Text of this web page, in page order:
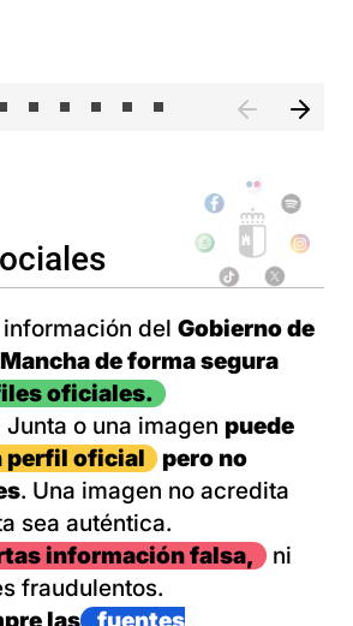
del Gobierno de
de forma segura
oficiales.
Junta o una imagen puede
perfil oficial
pero no
. Una imagen no acredita
sea auténtica.
información falsa,
ni
fraudulentos.